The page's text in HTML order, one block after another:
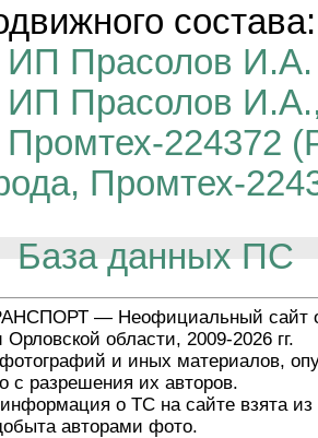
состава:
Прасолов И.А.
Прасолов И.А.,
224372
Промтех-
База данных ПС
— Неофициальный сайт
области, 2009-2026 гг.
и иных материалов,
с разрешения их авторов.
о ТС на сайте взята из
авторами фото.